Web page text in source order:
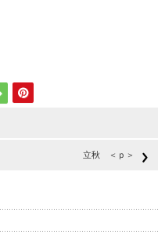
立秋 ＜ｐ＞